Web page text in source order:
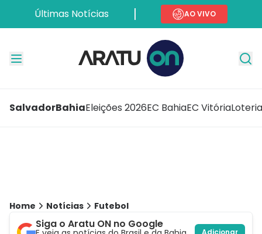
Últimas Notícias AO VIVO
SalvadorBahiaEleições 2026EC BahiaEC Vitória
Home Notícias Futebol
Siga o Aratu ON no Google